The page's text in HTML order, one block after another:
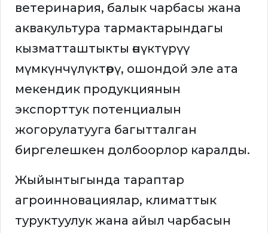
ветеринария, балык чарбасы жана
аквакультура тармактарындагы
кызматташтыкты өнүктүрүү
мүмкүнчүлүктөрү, ошондой эле ата
мекендик продукциянын
экспорттук потенциалын
жогорулатууга багытталган
биргелешкен долбоорлор каралды.
Жыйынтыгында тараптар
агроинновациялар, климаттык
туруктуулук жана айыл чарбасын